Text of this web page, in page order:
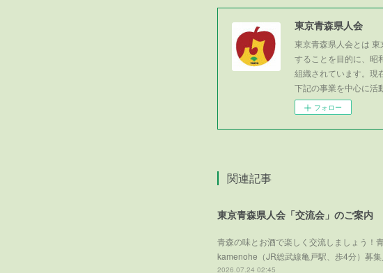
東京青森県人会
東京青森県人会とは
することを目的に、
組織されています。現
下記の事業を中心に活
フォロー
関連記事
東京青森県人会「交流会」のご案内
青森の味とお酒で楽しく交流しましょう！
kamenohe（JR総武線亀戸駅、歩4分）募
2026.07.24 02:45